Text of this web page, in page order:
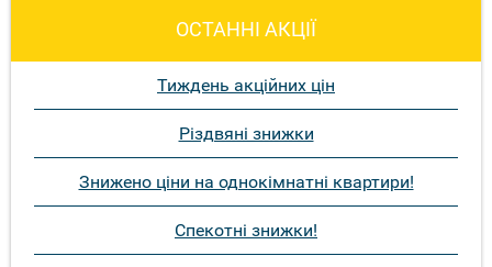
ОСТАННІ АКЦІЇ
Тиждень акційних цін
Різдвяні знижки
Знижено ціни на однокімнатні квартири!
Спекотні знижки!